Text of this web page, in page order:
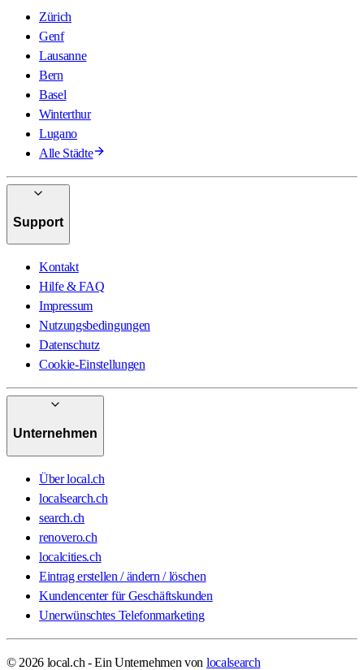
Zürich
Genf
Lausanne
Bern
Basel
Winterthur
Lugano
Alle Städte
Support
Kontakt
Hilfe & FAQ
Impressum
Nutzungsbedingungen
Datenschutz
Cookie-Einstellungen
Unternehmen
Über local.ch
localsearch.ch
search.ch
renovero.ch
localcities.ch
Eintrag erstellen / ändern / löschen
Kundencenter für Geschäftskunden
Unerwünschtes Telefonmarketing
© 2026 local.ch - Ein Unternehmen von localsearch